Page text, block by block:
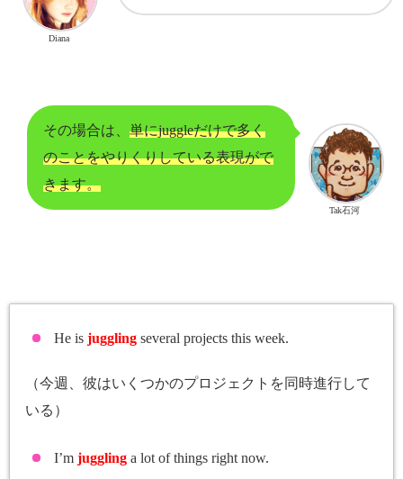
Diana
その場合は、 単にjuggleだけで多く
のことをやりくりしている表現がで
きます。
Tak石河
He is juggling several projects this week.
（今週、彼はいくつかのプロジェクトを同時進行して
いる）
I’m jugglinga lot of things right now.